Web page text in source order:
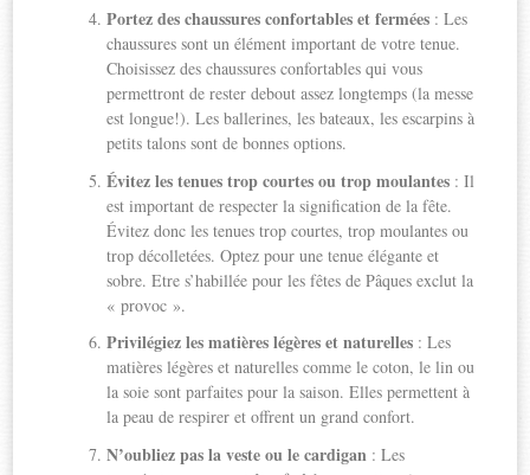
Portez des chaussures confortables et fermées : Les
chaussures sont un élément important de votre tenue.
Choisissez des chaussures confortables qui vous
permettront de rester debout assez longtemps (la messe
est longue!). Les ballerines, les bateaux, les escarpins à
petits talons sont de bonnes options.
Évitez les tenues trop courtes ou trop moulantes : Il
est important de respecter la signification de la fête.
Évitez donc les tenues trop courtes, trop moulantes ou
trop décolletées. Optez pour une tenue élégante et
sobre. Etre s’habillée pour les fêtes de Pâques exclut la
« provoc ».
Privilégiez les matières légères et naturelles : Les
matières légères et naturelles comme le coton, le lin ou
la soie sont parfaites pour la saison. Elles permettent à
la peau de respirer et offrent un grand confort.
N’oubliez pas la veste ou le cardigan : Les